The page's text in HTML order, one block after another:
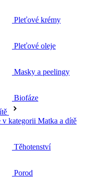
Pleťové krémy
Pleťové oleje
Masky a peelingy
Biofáze
v kategorii Matka a dítě
Těhotenství
Porod